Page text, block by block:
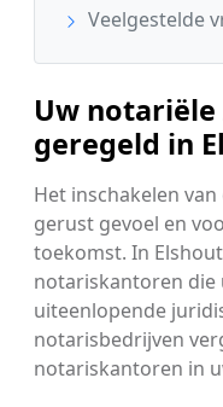
Veelgestelde
Uw
geregeld in
Het inschakelen
gerust gevoel en
toekomst. In
notariskantoren die
uiteenlopende
notarisbedrijven
notariskantoren in